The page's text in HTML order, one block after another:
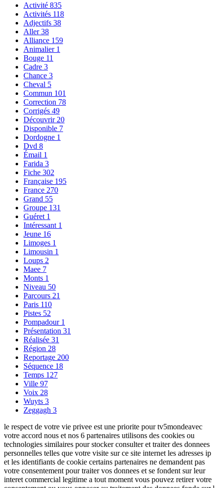
Activité 835
Activités 118
Adjectifs 38
Aller38
Alliance 159
Animalier 1
Bouge 11
Cadre 3
Chance 3
Cheval 5
Commun 101
Correction 78
Corrigés 49
Découvrir 20
Disponible 7
Dordogne 1
Dvd 8
Émail 1
Farida 3
Fiche 302
Française 195
France 270
Grand 55
Groupe 131
Guéret 1
Intéressant 1
Jeune 16
Limoges 1
Limousin 1
Loups 2
Maee 7
Monts 1
Niveau 50
Parcours 21
Paris 110
Pistes 52
Pompadour 1
Présentation 31
Réalisée 31
Région 28
Reportage 200
Séquence 18
Temps 127
Ville 97
Voix 28
Wuyts 3
Zeggagh 3
le respect de votre vie privee est une priorite pour tv5mondeavec
votre accord nous et nos 6 partenaires utilisons des cookies ou
technologies similaires pour stocker consulter et traiter des donnees
personnelles telles que votre visite sur ce site internet les adresses ip
et les identifiants de cookie certains partenaires ne demandent pas
votre consentement pour traiter vos donnees et se fondent sur leur
interet commercial legitime a tout moment vous pouvez retirer votre